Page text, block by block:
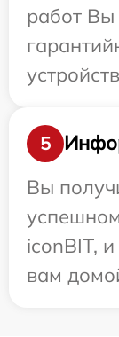
работ Вы
5
Вы
iconBIT,
вам